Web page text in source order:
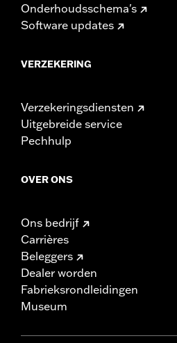
Onderhoudsschema's
Software updates
VERZEKERING
Verzekeringsdiensten
Uitgebreide service
Pechhulp
OVER ONS
Ons bedrijf
Carrières
Beleggers
Dealer worden
Fabrieksrondleidingen
Museum